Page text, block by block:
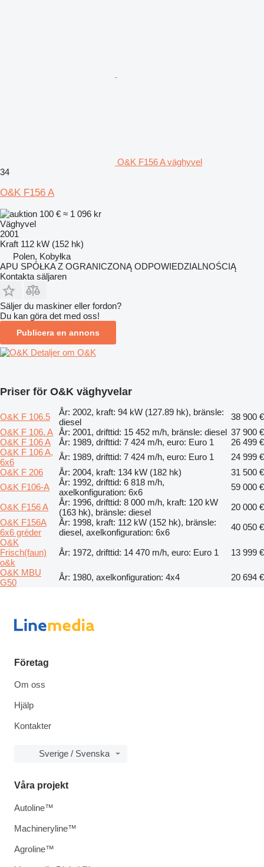
O&K F156 A väghyvel
34
O&K F156 A
100 € ≈ 1 096 kr
Väghyvel
2001
Kraft 112 kW (152 hk)
Polen, Kobyłka
APU SPÓŁKA Z OGRANICZONĄ ODPOWIEDZIALNOŚCIĄ
Kontakta säljaren
Säljer du maskiner eller fordon?
Du kan göra det med oss!
Publicera en annons
Detaljer om O&K
Priser för O&K väghyvelar
O&K F 106.5
År: 2002, kraft: 94 kW (127.89 hk), bränsle:
diesel
38 900 €
O&K F 106. A År: 2001, drifttid: 15 452 m/h, bränsle: diesel 37 900 €
O&K F 106 A
År: 1989, drifttid: 7 424 m/h, euro: Euro 1
26 499 €
O&K F 106 A,
6x6
År: 1989, drifttid: 7 424 m/h, euro: Euro 1
24 999 €
O&K F 206
År: 2004, kraft: 134 kW (182 hk)
31 500 €
O&K F106-A
År: 1992, drifttid: 6 818 m/h,
axelkonfiguration: 6x6
59 000 €
O&K F156 A
År: 1996, drifttid: 8 000 m/h, kraft: 120 kW
(163 hk), bränsle: diesel
20 000 €
O&K F156A
6x6 gréder
År: 1998, kraft: 112 kW (152 hk), bränsle:
diesel, axelkonfiguration: 6x6
40 050 €
O&K
Frisch(faun)
o&k
År: 1972, drifttid: 14 470 m/h, euro: Euro 1
13 999 €
O&K MBU
G50
År: 1980, axelkonfiguration: 4x4 20 694 €
Företag
Om oss
Hjälp
Kontakter
Sverige / Svenska
Våra projekt
Autoline™
Machineryline™
Agroline™